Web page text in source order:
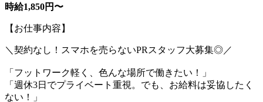
時給1,850円〜
【お仕事内容】
＼契約なし！スマホを売らないPRスタッフ大募集◎／
「フットワーク軽く、色んな場所で働きたい！」
「週休3日でプライベート重視。でも、お給料は妥協したく
ない！」